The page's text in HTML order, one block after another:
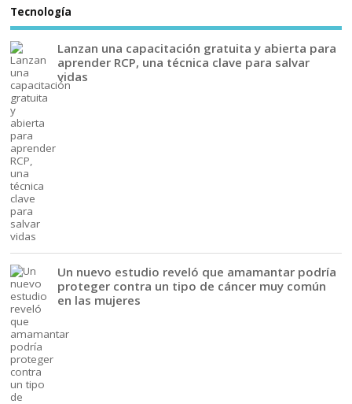
Tecnología
Lanzan una capacitación gratuita y abierta para
aprender RCP, una técnica clave para salvar
vidas
Un nuevo estudio reveló que amamantar podría
proteger contra un tipo de cáncer muy común
en las mujeres